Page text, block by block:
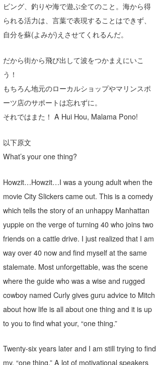
ビング、釣りや海で遊ぶ全てのこと。海から得
られる活力は、言葉で表現することはできず、
自分を蘇(よみが)えさせてくれるんだ。
だから街から飛び出して波をつかまえにいこ
う！
もちろん地元のローカルショップやマリンスポ
ーツ店のサポートは忘れずに。
それではまた！ A Hui Hou, Malama Pono!
以下原文
What’s your one thing?
Howzit…Howzit…I was a young adult when the
movie City Slickers came out. This is a comedy
which tells the story of an unhappy Manhattan
yuppie on the verge of turning 40 who joins two
friends on a cattle drive. I just realized that I am
way over 40 now and find myself at the same
stalemate. Most unforgettable, was the scene
where the guide who was a wise and rugged
cowboy named Curly gives guru advice to Mitch
about how life is all about one thing and it is up
to you to find what your, “one thing.”
Twenty-six years later and I am still trying to find
my, “one thing.” A lot of motivational speakers
喜納海人
KID
KOBU
mitz
OYZ
waka☆=
YUKI☆
ハンマー
三輪予報士